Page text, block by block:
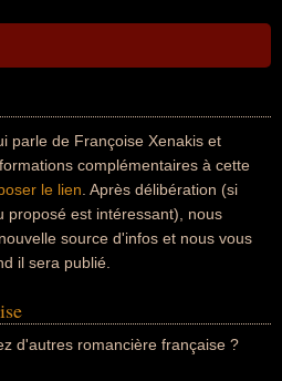
parle de Françoise Xenakis et
complémentaires à cette
le lien . Après délibération (si
proposé est intéressant), nous
source d'infos et nous vous
il sera publié.
d'autres romancière française ?